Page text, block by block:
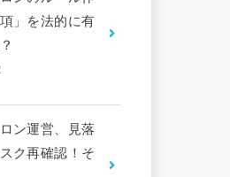
」を法的に有
ン運営、見落
ク再確認！そ